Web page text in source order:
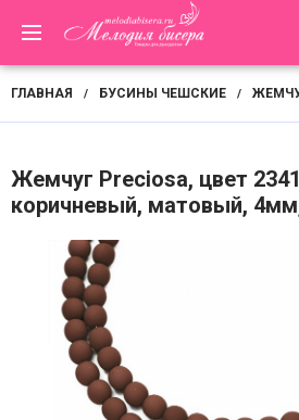
ГЛАВНАЯ / БУСИНЫ ЧЕШСКИЕ /
Жемчуг Preciosa, цвет
коричневый, матовый,